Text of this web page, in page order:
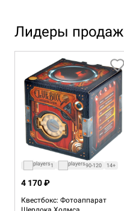
Лидеры продаж
1 90-120 14+
Квестбокс: Фотоаппарат
4 170 ₽